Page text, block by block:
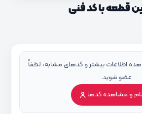
قطعه با کد فنی
اطلاعات بیشتر و کدهای مشابه، لطفاً
عضو شوید.
و مشاهده کدها